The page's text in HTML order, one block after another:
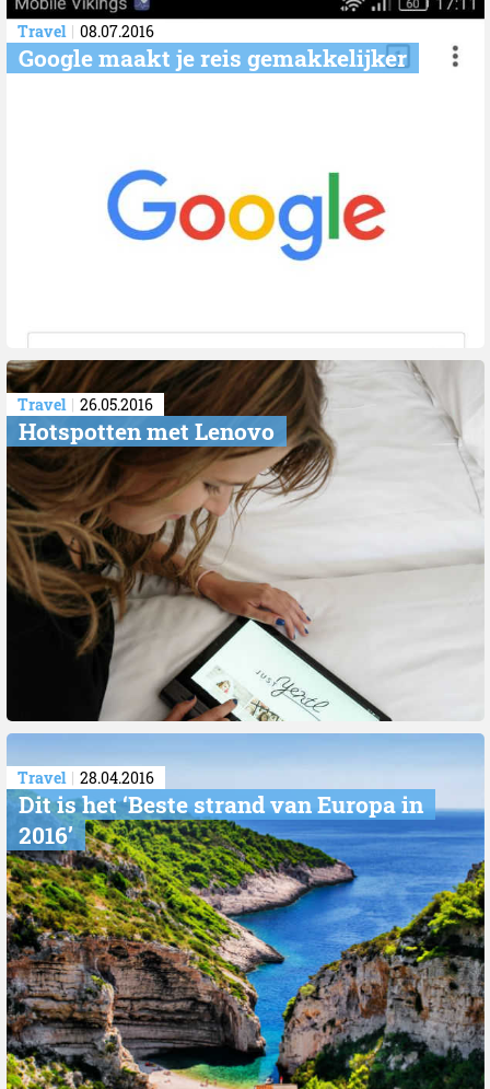
Travel 08.07.2016
Google maakt je reis gemakkelijker
Travel 26.05.2016
Hotspotten met Lenovo
Travel 28.04.2016
Dit is het ‘Beste strand van Europa in
2016’